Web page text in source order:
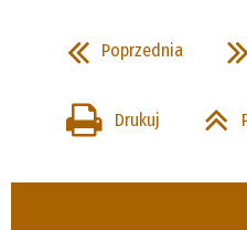
Poprzednia
Drukuj